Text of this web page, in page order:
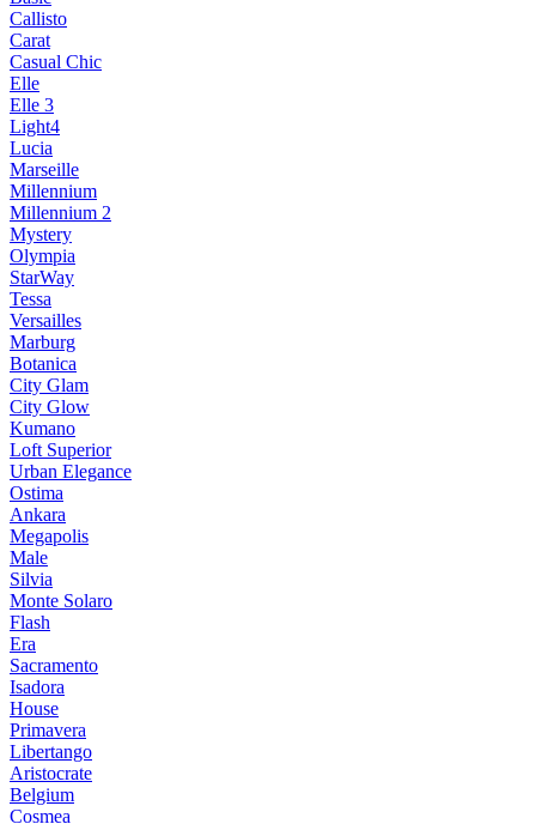
Callisto
Carat
Casual Chic
Elle
Elle 3
Light4
Lucia
Marseille
Millennium
Millennium 2
Mystery
Olympia
StarWay
Tessa
Versailles
Marburg
Botanica
City Glam
City Glow
Kumano
Loft Superior
Urban Elegance
Ostima
Ankara
Megapolis
Male
Silvia
Monte Solaro
Flash
Era
Sacramento
Isadora
House
Primavera
Libertango
Aristocrate
Belgium
Cosmea